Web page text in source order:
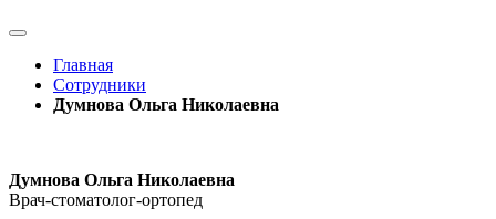
Главная
Сотрудники
Думнова Ольга Николаевна
Думнова Ольга Николаевна
Врач-стоматолог-ортопед